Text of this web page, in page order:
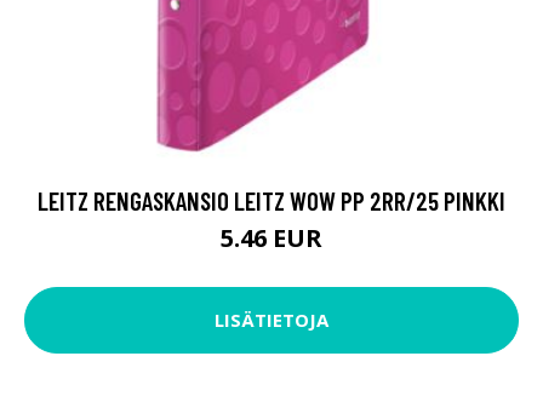
LEITZ RENGASKANSIO LEITZ WOW PP 2RR/25 PINKKI
5.46 EUR
LISÄTIETOJA